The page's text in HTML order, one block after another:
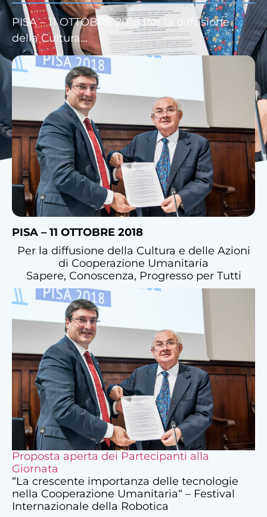
PISA – 11 OTTOBRE 2018 Per la diffusione
della Cultura…
PISA – 11 OTTOBRE 2018
Per la diffusione della Cultura e delle Azioni
di Cooperazione Umanitaria
Sapere, Conoscenza, Progresso per Tutti
Proposta aperta dei Partecipanti alla
Giornata
“La crescente importanza delle tecnologie
nella Cooperazione Umanitaria“ – Festival
Internazionale della Robotica